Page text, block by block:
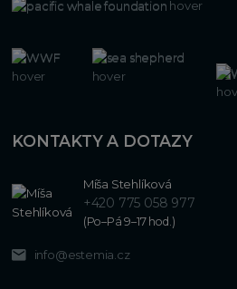
KONTAKTY A DOTAZY
Míša Stehlíková
+420 775 058 977
(Po–Pá 9–17 hod.)
info@estemia.cz